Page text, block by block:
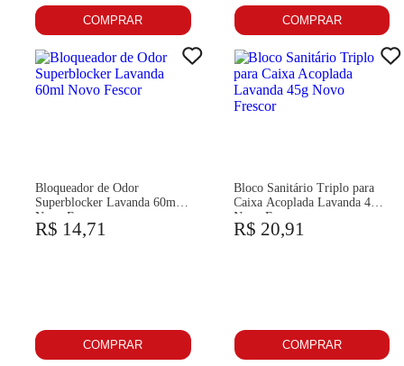
COMPRAR COMPRAR
Bloqueador de Odor
Superblocker Lavanda 60ml
Novo Fescor
R$ 14,71
COMPRAR
Bloco Sanitário Triplo para
Caixa Acoplada Lavanda 45g
Novo Frescor
R$ 20,91
COMPRAR